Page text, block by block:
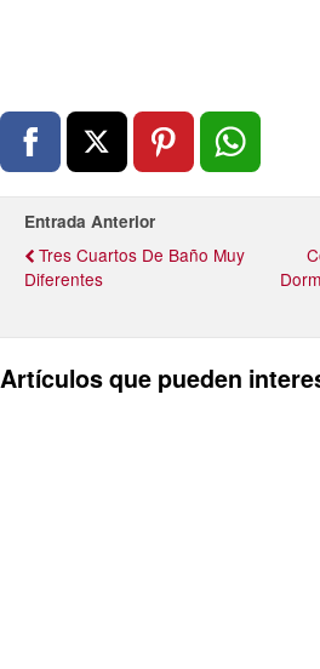
Entrada Anterior
Tres Cuartos De Baño Muy
Diferentes
Artículos que pueden